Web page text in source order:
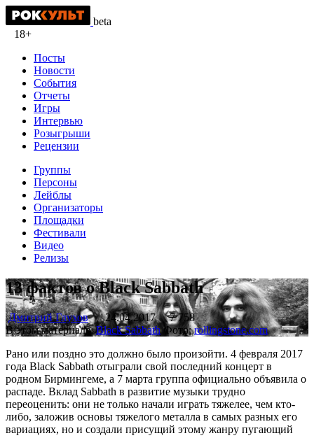
beta
18+
Посты
Новости
События
Отчеты
Игры
Интервью
Розыгрыши
Рецензии
Группы
Персоны
Лейблы
Организаторы
Площадки
Фестивали
Видео
Релизы
13 фактов о Black Sabbath
Дмитрий Глухов 24.04.2017
7 758
В этом материале:Black Sabbath Фото:rollingstone.com
Рано или поздно это должно было произойти. 4 февраля 2017
года Black Sabbath отыграли свой последний концерт в
родном Бирмингеме, а 7 марта группа официально объявила о
распаде. Вклад Sabbath в развитие музыки трудно
переоценить: они не только начали играть тяжелее, чем кто-
либо, заложив основы тяжелого металла в самых разных его
вариациях, но и создали присущий этому жанру пугающий